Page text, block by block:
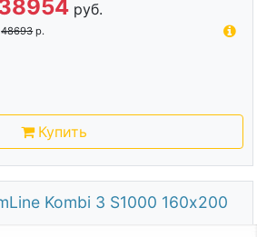
руб.
48693 р.
Купить
Kombi 3 S1000 160х200